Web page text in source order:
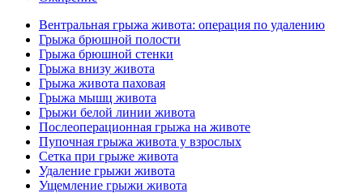
Вентральная грыжа живота: операция по удалению
Грыжа брюшной полости
Грыжа брюшной стенки
Грыжа внизу живота
Грыжа живота паховая
Грыжа мышц живота
Грыжи белой линии живота
Послеоперационная грыжа на животе
Пупочная грыжа живота у взрослых
Сетка при грыже живота
Удаление грыжи живота
Ущемление грыжи живота